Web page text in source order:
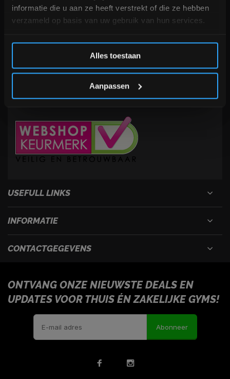
informatie die u aan ze heeft verstrekt of die ze hebben
verzameld op basis van uw gebruik van hun services.
Alles toestaan
Aanpassen
Veelgestelde vragen
+31 (0)24 645 1309
USEFULL LINKS
INFORMATIE
CONTACTGEGEVENS
ONTVANG ONZE NIEUWSTE DEALS EN
UPDATES VOOR THUIS ÉN ZAKELIJKE GYMS!
Abonneer
Inschrijven
*Verzendkosten vallen buiten de korting